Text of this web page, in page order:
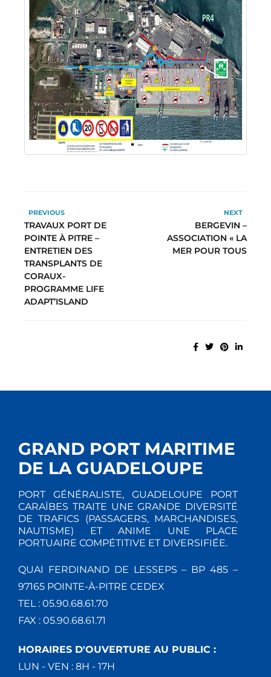
PREVIOUS
TRAVAUX PORT DE
POINTE À PITRE –
ENTRETIEN DES
TRANSPLANTS DE
CORAUX-
PROGRAMME LIFE
ADAPT’ISLAND
NEXT
BERGEVIN –
ASSOCIATION « LA
MER POUR TOUS
GRAND PORT MARITIME
DE LA GUADELOUPE
PORT GÉNÉRALISTE, GUADELOUPE PORT
CARAÏBES TRAITE UNE GRANDE DIVERSITÉ
DE TRAFICS (PASSAGERS, MARCHANDISES,
NAUTISME) ET ANIME UNE PLACE
PORTUAIRE COMPÉTITIVE ET DIVERSIFIÉE.
QUAI FERDINAND DE LESSEPS – BP 485 –
97165 POINTE-À-PITRE CEDEX
TEL : 05.90.68.61.70
FAX : 05.90.68.61.71
HORAIRES D'OUVERTURE AU PUBLIC :
LUN - VEN : 8H - 17H